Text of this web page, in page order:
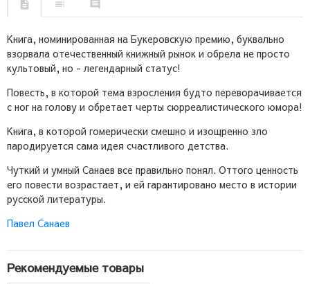
Книга, номинированная на Букеровскую премию, буквально
взорвала отечественный книжный рынок и обрела не просто
культовый, но - легендарный статус!
Повесть, в которой тема взросления будто переворачивается
с ног на голову и обретает черты сюрреалистического юмора!
Книга, в которой гомерически смешно и изощренно зло
пародируется сама идея счастливого детства.
Чуткий и умный Санаев все правильно понял. Оттого ценность
его повести возрастает, и ей гарантировано место в истории
русской литературы.
Павел Санаев
Рекомендуемые товары